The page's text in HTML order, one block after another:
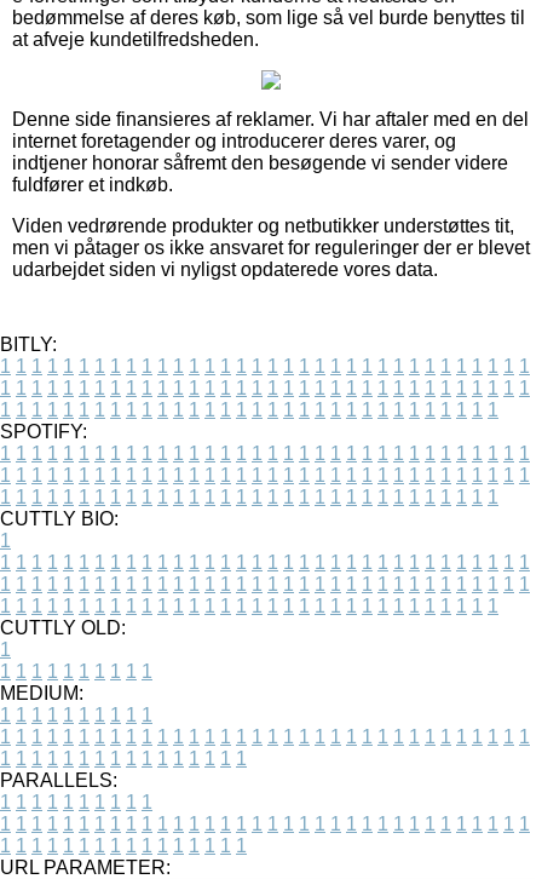
bedømmelse af deres køb, som lige så vel burde benyttes til
at afveje kundetilfredsheden.
Denne side finansieres af reklamer. Vi har aftaler med en del
internet foretagender og introducerer deres varer, og
indtjener honorar såfremt den besøgende vi sender videre
fuldfører et indkøb.
Viden vedrørende produkter og netbutikker understøttes tit,
men vi påtager os ikke ansvaret for reguleringer der er blevet
udarbejdet siden vi nyligst opdaterede vores data.
BITLY:
1 1 1 1 1 1 1 1 1 1 1 1 1 1 1 1 1 1 1 1 1 1 1 1 1 1 1 1 1 1 1 1 1 1
1 1 1 1 1 1 1 1 1 1 1 1 1 1 1 1 1 1 1 1 1 1 1 1 1 1 1 1 1 1 1 1 1 1
1 1 1 1 1 1 1 1 1 1 1 1 1 1 1 1 1 1 1 1 1 1 1 1 1 1 1 1 1 1 1 1
SPOTIFY:
1 1 1 1 1 1 1 1 1 1 1 1 1 1 1 1 1 1 1 1 1 1 1 1 1 1 1 1 1 1 1 1 1 1
1 1 1 1 1 1 1 1 1 1 1 1 1 1 1 1 1 1 1 1 1 1 1 1 1 1 1 1 1 1 1 1 1 1
1 1 1 1 1 1 1 1 1 1 1 1 1 1 1 1 1 1 1 1 1 1 1 1 1 1 1 1 1 1 1 1
CUTTLY BIO:
1
1 1 1 1 1 1 1 1 1 1 1 1 1 1 1 1 1 1 1 1 1 1 1 1 1 1 1 1 1 1 1 1 1 1
1 1 1 1 1 1 1 1 1 1 1 1 1 1 1 1 1 1 1 1 1 1 1 1 1 1 1 1 1 1 1 1 1 1
1 1 1 1 1 1 1 1 1 1 1 1 1 1 1 1 1 1 1 1 1 1 1 1 1 1 1 1 1 1 1 1
CUTTLY OLD:
1
1 1 1 1 1 1 1 1 1 1
MEDIUM:
1 1 1 1 1 1 1 1 1 1
1 1 1 1 1 1 1 1 1 1 1 1 1 1 1 1 1 1 1 1 1 1 1 1 1 1 1 1 1 1 1 1 1 1
1 1 1 1 1 1 1 1 1 1 1 1 1 1 1 1
PARALLELS:
1 1 1 1 1 1 1 1 1 1
1 1 1 1 1 1 1 1 1 1 1 1 1 1 1 1 1 1 1 1 1 1 1 1 1 1 1 1 1 1 1 1 1 1
1 1 1 1 1 1 1 1 1 1 1 1 1 1 1 1
URL PARAMETER: